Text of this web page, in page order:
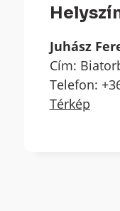
Juhász
Cím:
Telefon:
Térkép